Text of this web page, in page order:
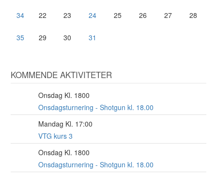
34 22 23 24 25 26 27 28
35 29 30 31
KOMMENDE AKTIVITETER
Onsdag Kl. 1800
Onsdagsturnering - Shotgun kl. 18.00
Mandag Kl. 17:00
VTG kurs 3
Onsdag Kl. 1800
Onsdagsturnering - Shotgun kl. 18.00